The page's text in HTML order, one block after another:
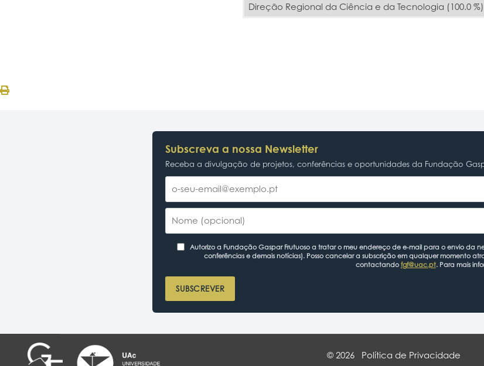
Direção Regional da Ciência e da Tecnologia (100.0 %)
Subscreva a nossa Newsletter
Receba a divulgação de projetos, conferências e oportunidades da Fundação
Autorizo a Fundação Gaspar Frutuoso a tratar o meu endereço de e-mail para o envio da
conferências e demais notícias). Posso cancelar a subscrição em qualquer momento
contactando fgf@uac.pt. Para mais
SUBSCREVER
© 2026 Política de Privacidade